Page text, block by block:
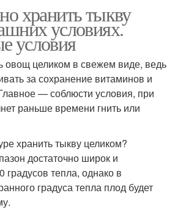
хранить тыкву
условиях.
условия
овощ целиком в свежем виде, ведь
за сохранение витаминов и
— соблюсти условия, при
раньше времени гнить или
хранить тыкву целиком?
достаточно широк и
градусов тепла, однако в
градуса тепла плод будет